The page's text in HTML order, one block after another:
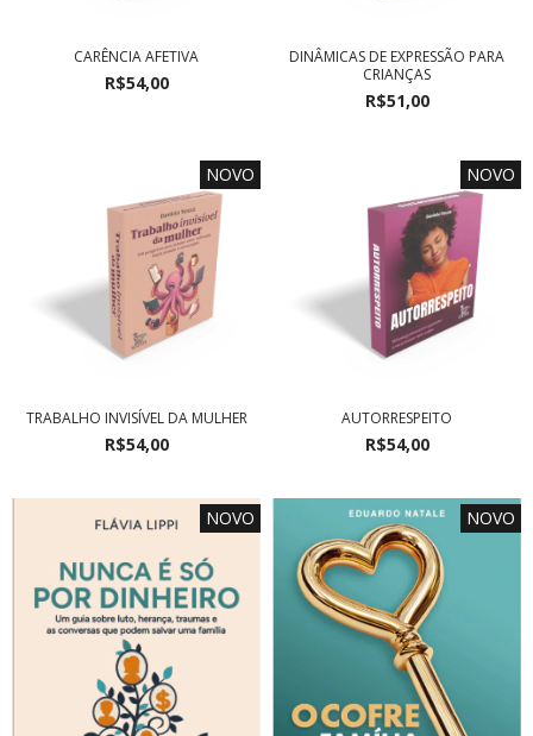
CARÊNCIA AFETIVA
R$54,00
DINÂMICAS DE EXPRESSÃO PARA
CRIANÇAS
R$51,00
NOVO
TRABALHO INVISÍVEL DA MULHER
R$54,00
NOVO
AUTORRESPEITO
R$54,00
NOVO NOVO